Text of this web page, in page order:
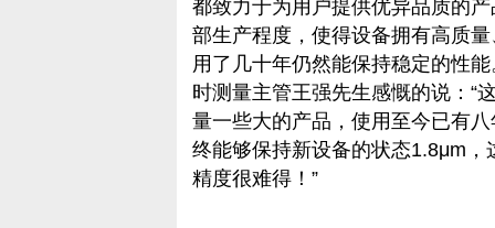
都致力于为用户提供优异品质的
部生产程度，使得设备拥有高质
用了几十年仍然能保持稳定的性
时测量主管王强先生感慨的说：“
量一些大的产品，使用至今已有
终能够保持新设备的状态1.8μm
精度很难得！”